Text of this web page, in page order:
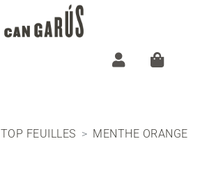
TOP FEUILLES MENTHE ORANGE